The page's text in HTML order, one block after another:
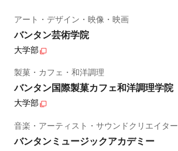
アート・デザイン・映像・映画
バンタン芸術学院
大学部
製菓・カフェ・和洋調理
バンタン国際製菓カフェ和洋調理学院
大学部
音楽・アーティスト・サウンドクリエイター
バンタンミュージックアカデミー